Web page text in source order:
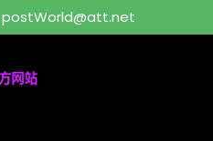
postWorld@att.net